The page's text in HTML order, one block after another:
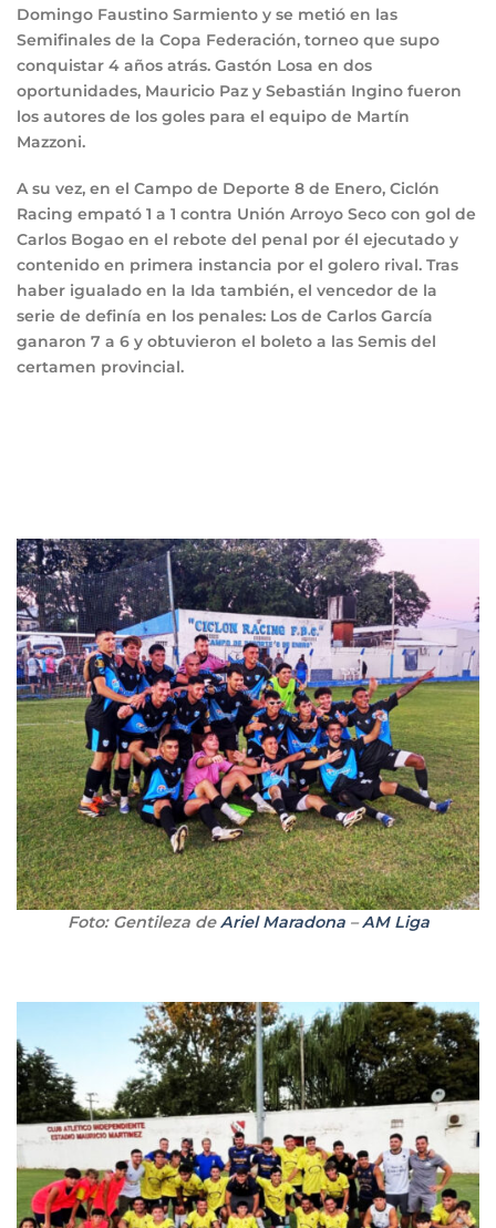
Domingo Faustino Sarmiento y se metió en las
Semifinales de la Copa Federación, torneo que supo
conquistar 4 años atrás. Gastón Losa en dos
oportunidades, Mauricio Paz y Sebastián Ingino fueron
los autores de los goles para el equipo de Martín
Mazzoni.
A su vez, en el Campo de Deporte 8 de Enero, Ciclón
Racing empató 1 a 1 contra Unión Arroyo Seco con gol de
Carlos Bogao en el rebote del penal por él ejecutado y
contenido en primera instancia por el golero rival. Tras
haber igualado en la Ida también, el vencedor de la
serie de definía en los penales: Los de Carlos García
ganaron 7 a 6 y obtuvieron el boleto a las Semis del
certamen provincial.
Foto: Gentileza deAriel Maradona–AM Liga